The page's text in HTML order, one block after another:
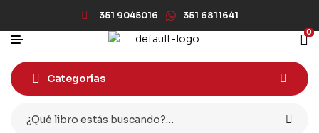
351 9045016 351 6811641
0
Categorías